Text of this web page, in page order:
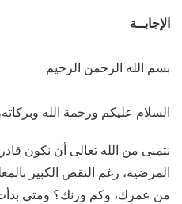
الإجابــة
بسم الله الرحمن الرحيم
السلام عليكم ورحمة الله
نتمنى من الله تعالى أن نكون
المرضية، رغم النقص الكبير
من عمرك، وكم وزنك؟ ومتى بدأت